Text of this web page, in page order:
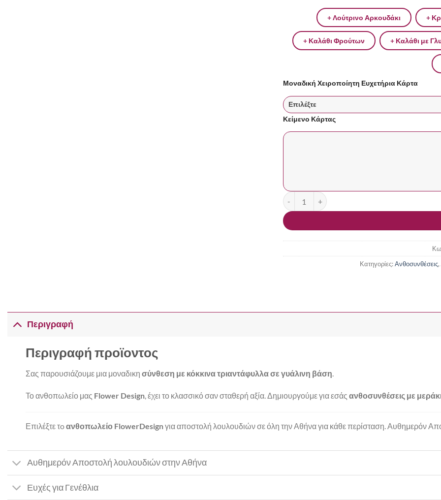
+ Λούτρινο Αρκουδάκι +
+ Καλάθι Φρούτων + Καλάθι με
Μοναδική Χειροποίητη Ευχετήρια Κάρτα
Κείμενο Κάρτας
Τριαντάφυλλα και Τροπικά Φυλλώματα
Κατηγορίες:Ανθοσυνθέσεις,
Περιγραφή
Περιγραφή προϊοντος
Σας παρουσιάζουμε μια μοναδικη σύνθεση με κόκκινα τριαντάφυλλα σε γυάλινη βάση
Το ανθοπωλείο μας Flower Design, έχει το κλασσικό σαν σταθερή αξία. Δημιουργούμε για εσάς ανθοσυνθέσεις με
Επιλέξτε τoανθοπωλείο FlowerDesignγια αποστολή λουλουδιών σε όλη την Αθήνα για κάθε περίσταση. Αυθημερόν
Αυθημερόν Αποστολή λουλουδιών στην Αθήνα
Ευχές για Γενέθλια